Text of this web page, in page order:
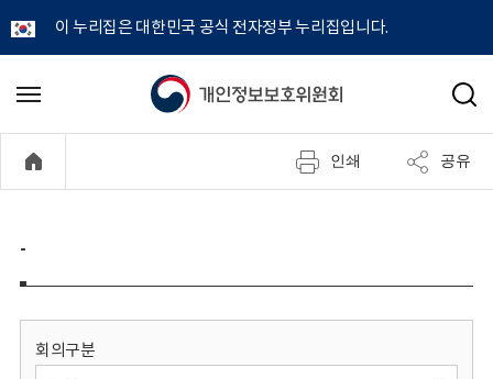
이 누리집은 대한민국 공식 전자정부 누리집입니다.
개
정
보
메
기
검
인쇄 공유
-
회의구분